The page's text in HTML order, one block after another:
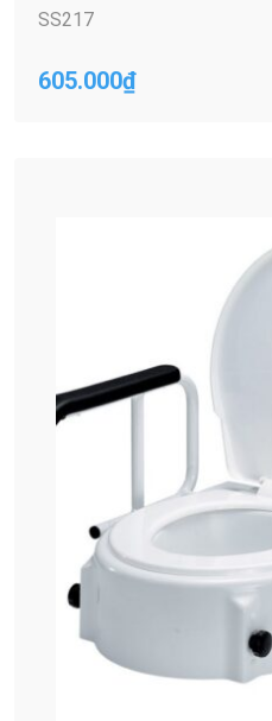
SS217
605.000₫